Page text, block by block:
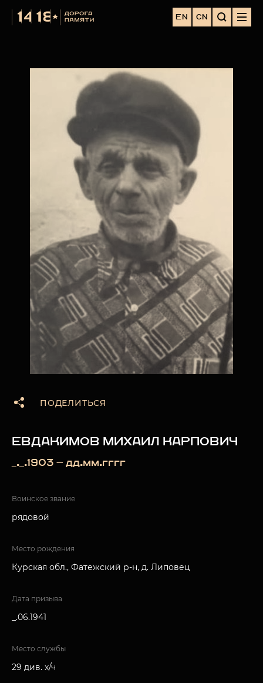
EN CN
ПОДЕЛИТЬСЯ
ЕВДАКИМОВ МИХАИЛ КАРПОВИЧ
_._.1903 — дд.мм.гггг
Воинское звание
рядовой
Место рождения
Курская обл., Фатежский р-н, д. Липовец
Дата призыва
_.06.1941
Место службы
29 див. х/ч